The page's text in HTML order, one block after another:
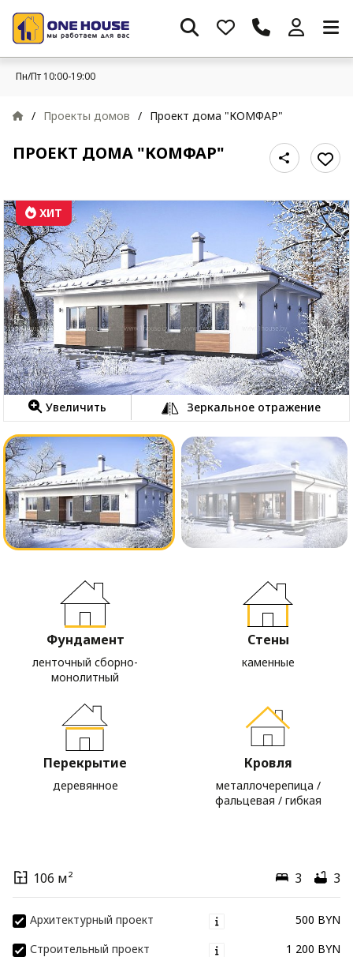
Пн/Пт 10:00-19:00
/ Проекты домов / Проект дома "КОМФАР"
ПРОЕКТ ДОМА "КОМФАР"
Увеличить Зеркальное отражение
ХИТ
Фундамент
ленточный сборно-
монолитный
Стены
каменные
Перекрытие
деревянное
Кровля
металлочерепица /
фальцевая / гибкая
106 м² 3 3
Архитектурный проект
500 BYN
Строительный проект
1 200 BYN